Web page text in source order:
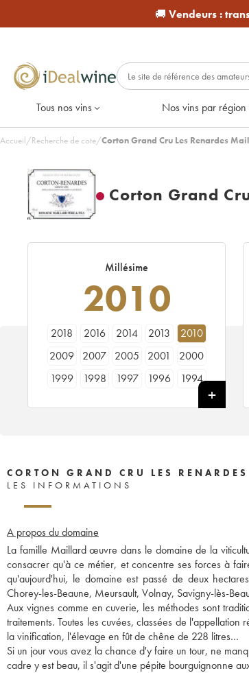
🚚 Vendeurs :
Tous nos vins Nos vins par région
Accueil/Recherche de cote/Corton Grand Cru Les Renardes
Corton Grand
Millésime
2010
2018 2016 2014 2013
2010
2009
2007 2005 2001
2000
1999
1998 1997 1996
1994
CORTON GRAND CRU LES
LES INFORMATIONS
A propos du domaine
La famille Maillard œuvre dans le domaine de la
consacrer qu'à ce métier, et concentre ses forces à
qu'aujourd'hui, le domaine est passé de deux
Chorey-les-Beaune, Meursault, Volnay, Savigny-lès-
Aux vignes comme en cuverie, les méthodes sont
traitements. Toutes les cuvées, classées de
la vinification, l'élevage en fût de chêne de 228 litres…
Si un jour vous avez la chance d'y faire un tour, ne
cadre y est beau, il s'agit d'une pépite bourguignonne